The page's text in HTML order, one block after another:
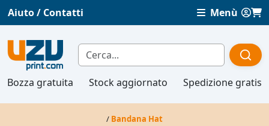
Aiuto / Contatti Menù
Bozza gratuita Stock aggiornato Spedizione gratis
/ Bandana Hat